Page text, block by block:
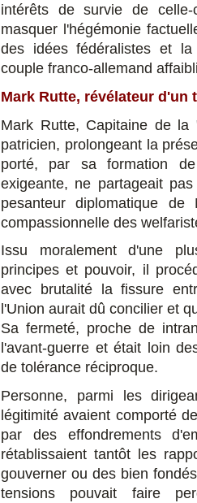
intérêts de survie de
masquer l'hégémonie
des idées fédéralistes et
couple franco-allemand
Mark Rutte, révélateur d'un
Mark Rutte, Capitaine de la
patricien, prolongeant la
porté, par sa formation
exigeante, ne partageait
pesanteur diplomatique
compassionnelle des
Issu moralement d'une
principes et pouvoir, il
avec brutalité la fissure
l'Union aurait dû concilier et
Sa fermeté, proche de
l'avant-guerre et était loin
de tolérance réciproque.
Personne, parmi les
légitimité avaient comporté
par des effondrements
rétablissaient tantôt les
gouverner ou des bien
tensions pouvait faire